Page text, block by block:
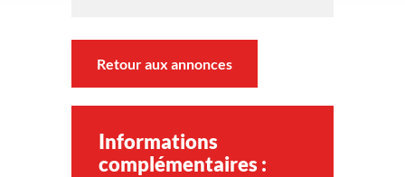
Retour aux annonces
Informations
complémentaires :